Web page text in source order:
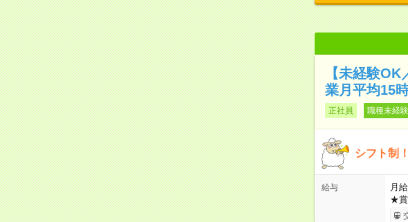
【未経験
業月平均15
正社員 職種未経
シフト制
給与
月
★賞